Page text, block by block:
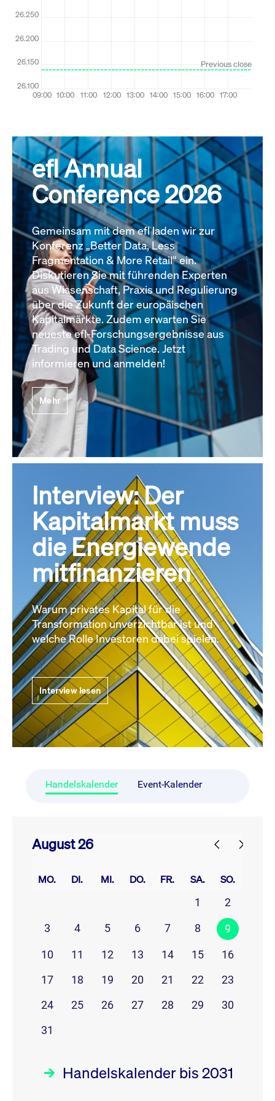
efl Annual
Conference 2026
Gemeinsam mit dem efl laden wir zur
Konferenz „Better Data, Less
Fragmentation & More Retail“ ein.
Diskutieren Sie mit führenden Experten
aus Wissenschaft, Praxis und Regulierung
über die Zukunft der europäischen
Kapitalmärkte. Zudem erwarten Sie
neueste efl-Forschungsergebnisse aus
Trading und Data Science. Jetzt
informieren und anmelden!
Mehr
Interview: Der
Kapitalmarkt muss
die Energiewende
mitfinanzieren
Warum privates Kapital für die
Transformation unverzichtbar ist und
welche Rolle Investoren dabei spielen.
Interview lesen
Handelskalender Event-Kalender
August 26
MO. DI. MI. DO. FR. SA. SO.
1
2
3
4 5 6 7 8 9
10 11 12 13 14 15
16
17
18 19 20 21 22
23
24
25 26 27 28 29
30
31
Handelskalender bis 2031